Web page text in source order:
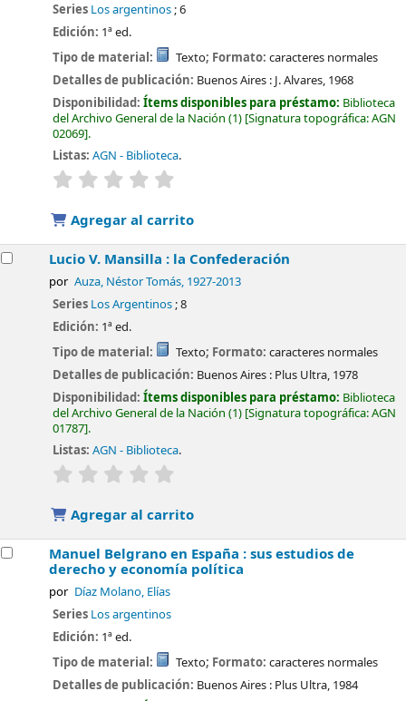
Series Los argentinos; 6
Edición: 1ª ed.
Tipo de material:
Texto; Formato: caracteres normales
Detalles de publicación: Buenos Aires : J. Alvares, 1968
Disponibilidad:Ítems disponibles para préstamo: Biblioteca
del Archivo General de la Nación (1) Signatura topográfica:AGN
02069 .
Listas: AGN - Biblioteca.
valoración
Agregar al carrito
Lucio V. Mansilla : la Confederación
por Auza, Néstor Tomás, 1927-2013
Series Los Argentinos; 8
Edición: 1ª ed.
Tipo de material:
Texto; Formato: caracteres normales
Detalles de publicación: Buenos Aires : Plus Ultra, 1978
Disponibilidad:Ítems disponibles para préstamo: Biblioteca
del Archivo General de la Nación (1) Signatura topográfica:AGN
01787 .
Listas: AGN - Biblioteca.
valoración
Agregar al carrito
Manuel Belgrano en España : sus estudios de
derecho y economía política
por Díaz Molano, Elías
Series Los argentinos
Edición: 1ª ed.
Tipo de material:
Texto; Formato: caracteres normales
Detalles de publicación: Buenos Aires : Plus Ultra, 1984